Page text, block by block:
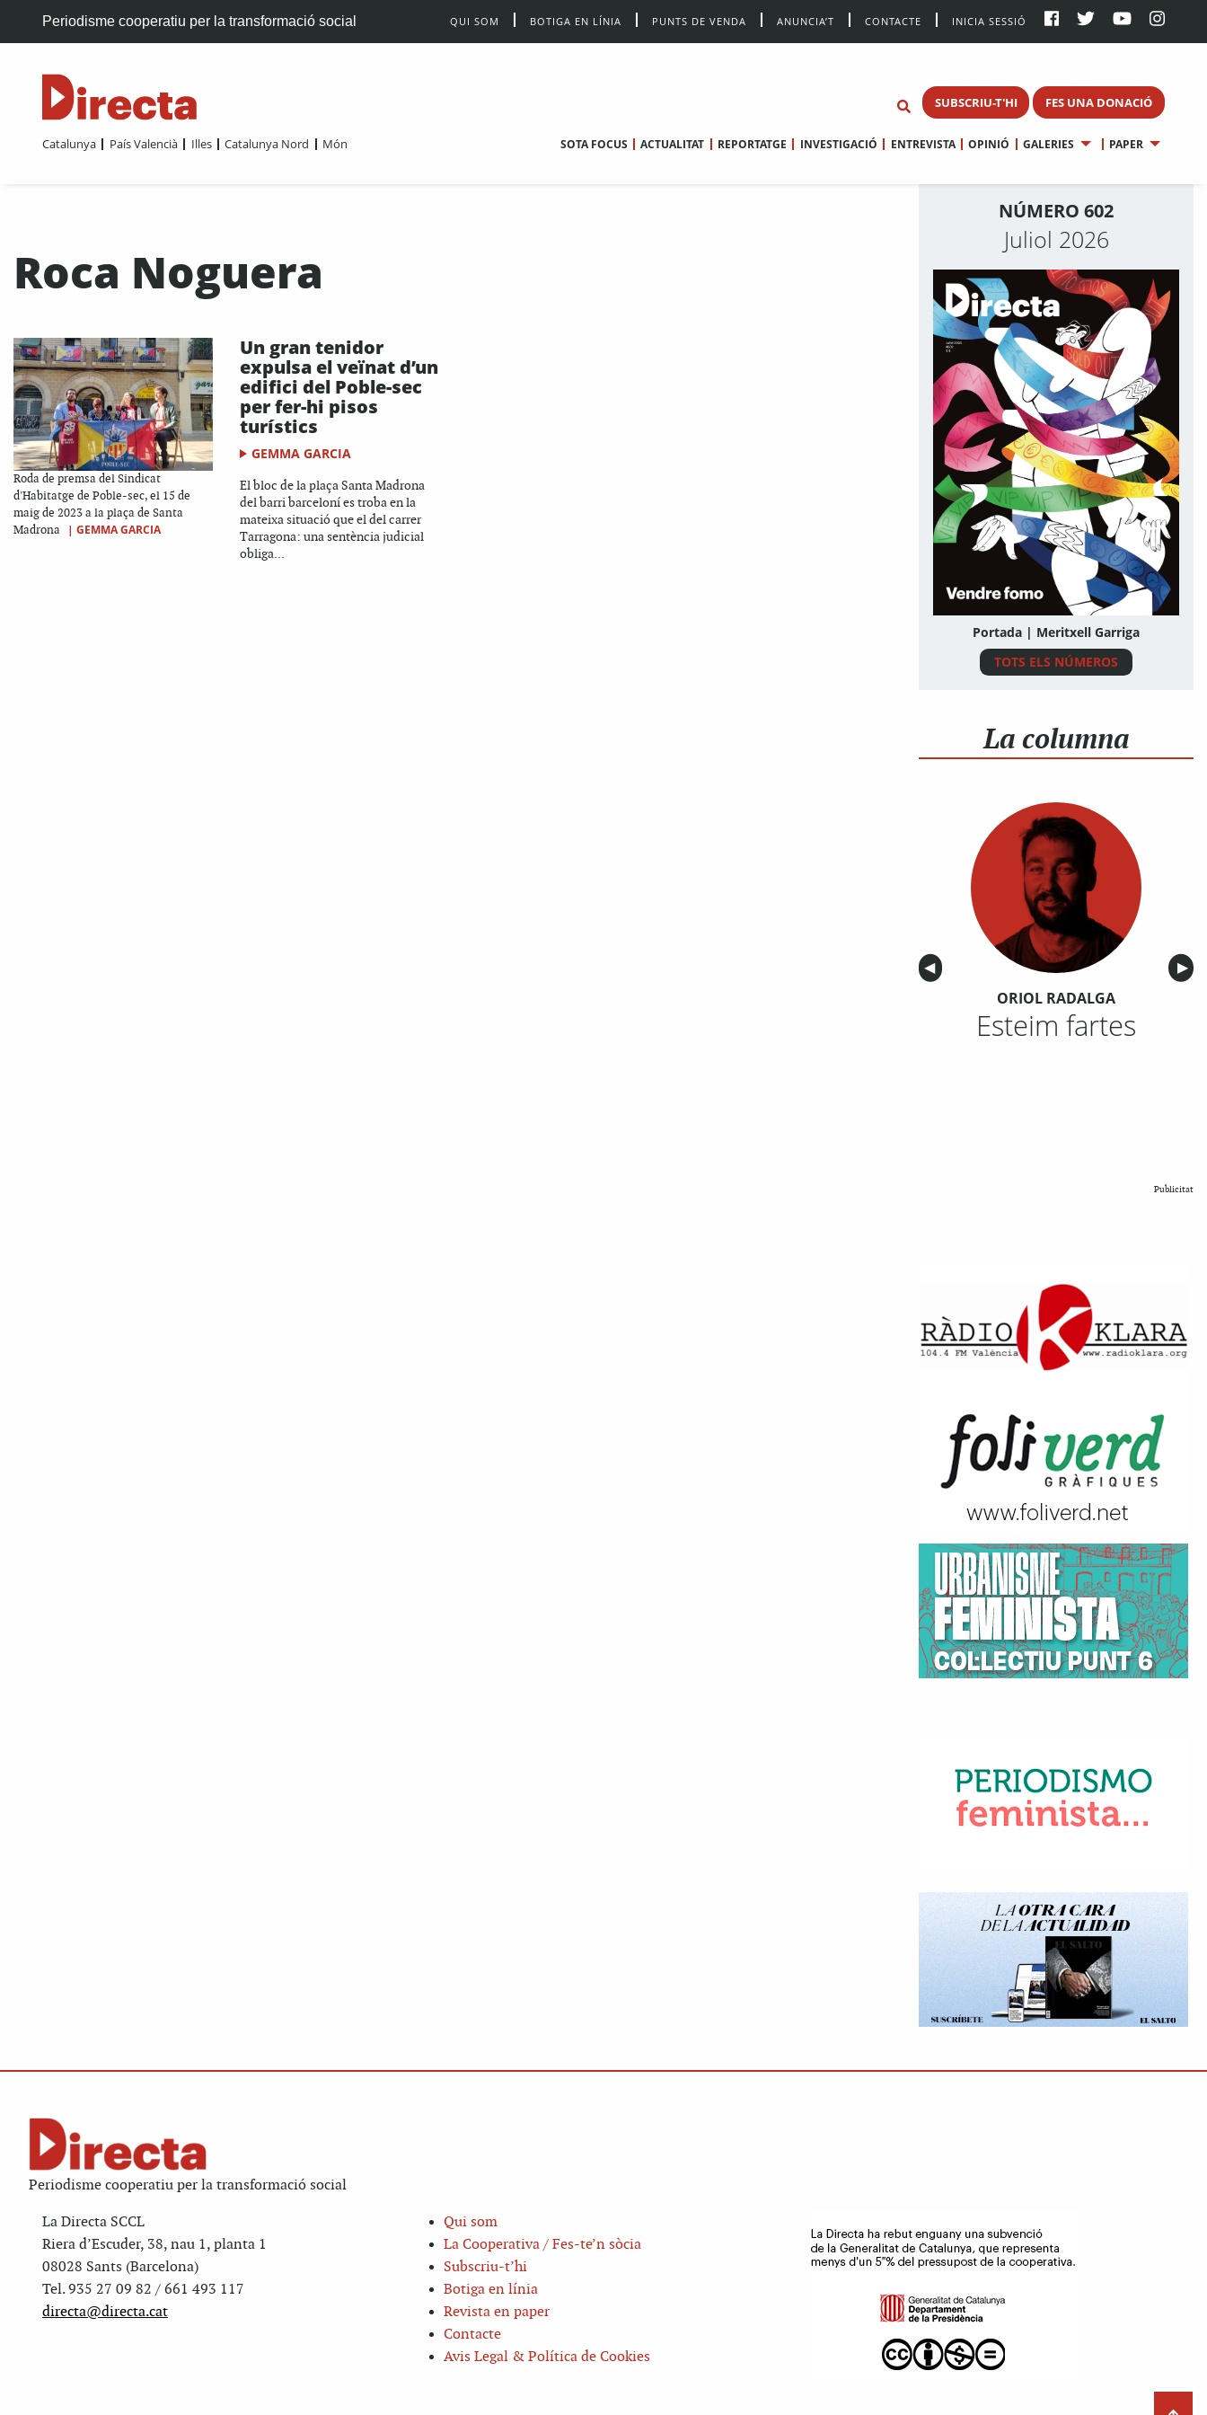
Periodisme cooperatiu per la transformació social QUI SOM BOTIGA EN LÍNIA PUNTS DE VENDA ANUNCIA’T CONTACTE INICIA SESSIÓ
SUBSCRIU-T'HI FES UNA DONACIÓ
Catalunya País Valencià Illes Catalunya Nord Món SOTA FOCUS ACTUALITAT REPORTATGE INVESTIGACIÓ ENTREVISTA OPINIÓ GALERIES PAPER
Roca Noguera
Roda de premsa del Sindicat
d'Habitatge de Poble-sec, el 15 de
maig de 2023 a la plaça de Santa
Madrona
| GEMMA GARCIA
Un gran tenidor
expulsa el veïnat d’un
edifici del Poble-sec
per fer-hi pisos
turístics
GEMMA GARCIA
El bloc de la plaça Santa Madrona
del barri barceloní es troba en la
mateixa situació que el del carrer
Tarragona: una sentència judicial
obliga...
NÚMERO 602
Juliol 2026
Portada | Meritxell Garriga
TOTS ELS NÚMEROS
La columna
Anterior
◀︎ ▶︎
ORIOL RADALGA
Esteim fartes
Publicitat
Periodisme cooperatiu per la transformació social
La Directa SCCL
Riera d’Escuder, 38, nau 1, planta 1
08028 Sants (Barcelona)
Tel. 935 27 09 82 / 661 493 117
directa@directa.cat
Qui som
La Cooperativa / Fes-te’n sòcia
Subscriu-t’hi
Botiga en línia
Revista en paper
Contacte
Avis Legal & Política de Cookies